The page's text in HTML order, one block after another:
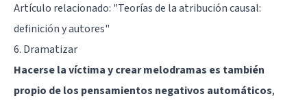
Artículo relacionado: "Teorías de la atribución causal:
definición y autores"
6. Dramatizar
Hacerse la víctima y crear melodramas es también
propio de los pensamientos negativos automáticos,